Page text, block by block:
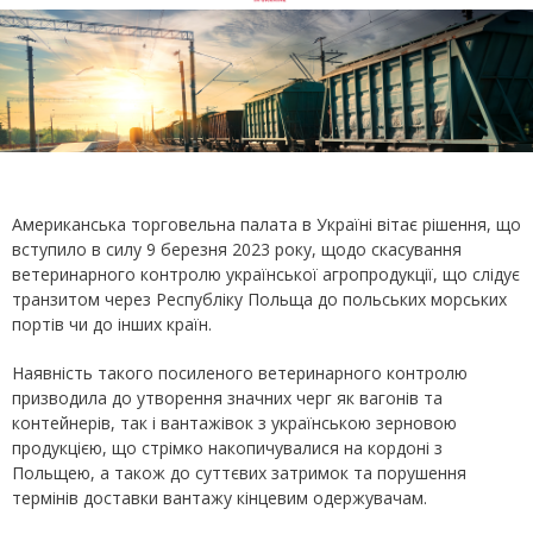
Американська торговельна палата в Україні вітає рішення, що
вступило в силу 9 березня 2023 року, щодо скасування
ветеринарного контролю української агропродукції, що слідує
транзитом через Республіку Польща до польських морських
портів чи до інших країн.
Наявність такого посиленого ветеринарного контролю
призводила до утворення значних черг як вагонів та
контейнерів, так і вантажівок з українською зерновою
продукцією, що стрімко накопичувалися на кордоні з
Польщею, а також до суттєвих затримок та порушення
термінів доставки вантажу кінцевим одержувачам.